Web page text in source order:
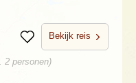
BewarenBekijk reis
2 personen)